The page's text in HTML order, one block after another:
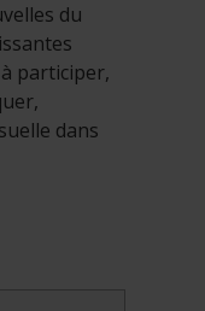
du
participer,
dans